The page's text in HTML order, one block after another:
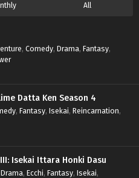
All
, Comedy, Drama, Fantasy,
Datta Ken Season 4
, Fantasy, Isekai, Reincarnation,
Isekai Ittara Honki Dasu
Drama, Ecchi, Fantasy, Isekai,